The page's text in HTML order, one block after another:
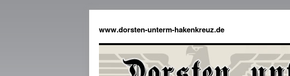
www.dorsten-unterm-hakenkreuz.de